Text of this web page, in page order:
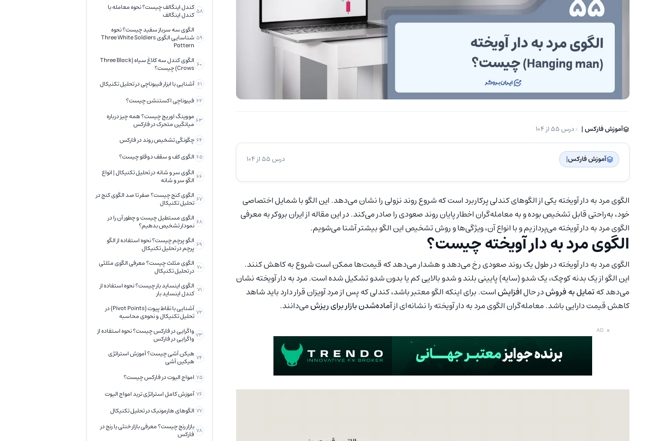
آموزش فارکس | ‌ درس 55 از 104
آموزش فارکس| ‌ درس 55 از 104
الگوی مرد به دار آویخته یکی از الگوهای کندلی پرکاربرد است که شروع روند نزولی را نشان می‌دهد. این الگو با شمایل اختصاصی
خود، به‌راحتی قابل تشخیص بوده و به معامله‌گران اخطار پایان روند صعودی را صادر می‌کند. در این مقاله از ایران بروکر به معرفی
الگوی مرد به دار آویخته می‌پردازیم و با انواع آن، ویژگی‌ها و روش تشخیص این الگو بیشتر آشنا می‌شویم.
الگوی مرد به دار آویخته چیست؟
الگوی مرد به دار آویخته در طول یک روند صعودی رخ می‌دهد و هشدار می‌دهد که قیمت‌ها ممکن است شروع به کاهش کنند.
این الگو از یک بدنه کوچک، یک شدو (سایه) پایینی بلند و شدو بالایی کم یا بدون شدو تشکیل شده است. مرد به دار آویخته نشان
می‌دهد کهتمایل به فروشدر حالافزایشاست. برای اینکه الگو معتبر باشد، کندلی که پس از مرد آویزان قرار دارد باید شاهد
کاهش قیمت دارایی باشد. معامله‌گران الگوی مرد به دار آویخته را نشانه‌ای ازآماده‌شدن بازار برای ریزشمی‌دانند.
AD ×
58 کندل اینگالف چیست؟ نحوه معامله با
کندل اینگالف
59
الگوی سه سرباز سفید چیست؟ نحوه
شناسایی الگوی Three White Soldiers
Pattern
60 الگوی کندل سه کلاغ سیاه (Three Black
Crows) چیست؟
61 آشنایی با ابزار فیبوناچی در تحلیل تکنیکال
62 فیبوناچی اکستنشن چیست؟
63 مووینگ اوریج چیست؟ همه چیز درباره
میانگین متحرک در فارکس
64 چگونگی تشخیص روند در فارکس
65 الگوی کف و سقف دوقلو چیست؟
66 الگوی سر و شانه در تحلیل تکنیکال | انواع
الگو سر و شانه
67 الگوی کنج چیست؟ صفر تا صد الگوی کنج در
تحلیل تکنیکال
68 الگوی مستطیل چیست و چطور آن را در
نمودار تشخیص بدهیم؟
69 الگو پرچم چیست؟ نحوه استفاده از الگو
پرچم در تحلیل تکنیکال
70 الگوی مثلث چیست؟ معرفی الگوی مثلثی
در تحلیل تکنیکال
71 الگوی اینساید بار چیست؟ نحوه استفاده از
کندل اینساید بار
72 آشنایی با نقاط پیوت (Pivot Points) در
تحلیل تکنیکال و نحوه‌ی محاسبه
73 واگرایی در فارکس چیست؟ نحوه استفاده از
واگرایی در فارکس
74 هیکن آشی چیست؟ آموزش استراتژی
هیکین آشی
75 امواج الیوت در فارکس چیست؟
76 آموزش کامل استراتژی ترید امواج الیوت
77 الگوهای هارمونیک در تحلیل تکنیکال
78 بازار رنج چیست؟ معرفی بازار خنثی یا رنج در
فارکس